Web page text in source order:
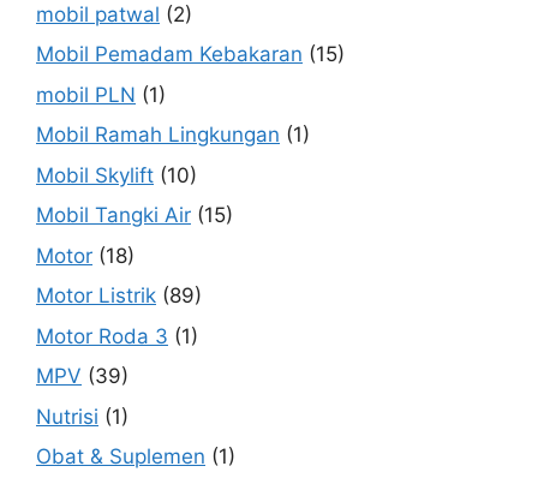
mobil patwal (2)
Mobil Pemadam Kebakaran (15)
mobil PLN (1)
Mobil Ramah Lingkungan (1)
Mobil Skylift (10)
Mobil Tangki Air (15)
Motor (18)
Motor Listrik (89)
Motor Roda 3 (1)
MPV (39)
Nutrisi (1)
Obat & Suplemen (1)